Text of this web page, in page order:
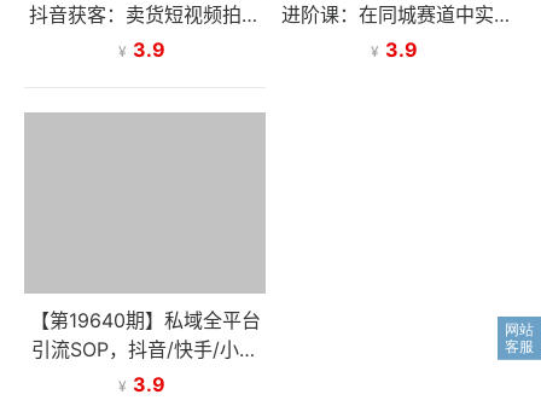
抖音获客：卖货短视频拍摄
+同城流量引爆，解锁到店
¥ 3.9
进阶课：在同城赛道中实现
精准引流与高效变现，单店
¥ 3.9
【第19640期】私域全平台
引流SOP，抖音/快手/小红
书/微信/QQ/B站/闲鱼等，
¥ 3.9